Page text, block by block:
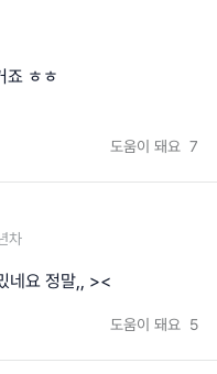
죠 ㅎㅎ
도움이 돼요 7
차
네요 정말,, ><
도움이 돼요 5